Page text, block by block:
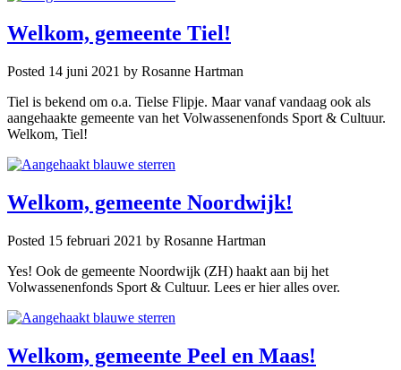
Welkom, gemeente Tiel!
Posted 14 juni 2021 by Rosanne Hartman
Tiel is bekend om o.a. Tielse Flipje. Maar vanaf vandaag ook als
aangehaakte gemeente van het Volwassenenfonds Sport & Cultuur.
Welkom, Tiel!
Welkom, gemeente Noordwijk!
Posted 15 februari 2021 by Rosanne Hartman
Yes! Ook de gemeente Noordwijk (ZH) haakt aan bij het
Volwassenenfonds Sport & Cultuur. Lees er hier alles over.
Welkom, gemeente Peel en Maas!